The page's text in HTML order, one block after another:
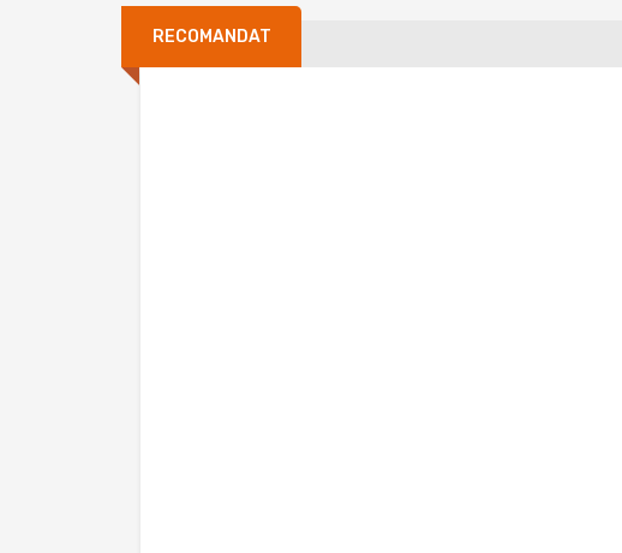
RECOMANDAT